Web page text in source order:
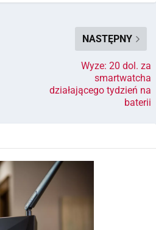
NASTĘPNY
Wyze: 20 dol. za
smartwatcha
działającego tydzień na
baterii